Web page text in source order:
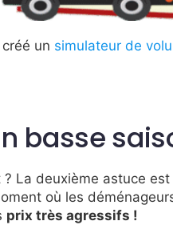
un simulateur de
basse
? La deuxième astuce est
où les
prix très agressifs !